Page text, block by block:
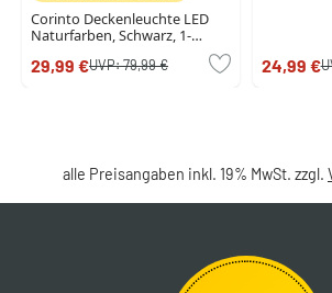
Corinto Deckenleuchte LED
Naturfarben, Schwarz, 1-
29,99 €UVP:79,99 € 24,99 €
alle Preisangaben inkl. 19% MwSt. zzgl.